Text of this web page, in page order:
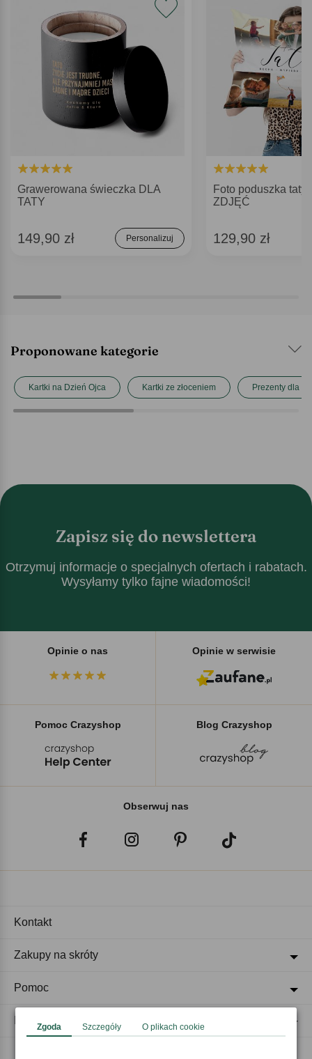
Grawerowana świeczka DLA
TATY
149,90 zł Personalizuj
Foto poduszka taty
ZDJĘĆ
129,90 zł
Proponowane kategorie
Kartki na Dzień Ojca Kartki ze złoceniem Prezenty dla
Zapisz się do newslettera
Otrzymuj informacje o specjalnych ofertach i rabatach.
Wysyłamy tylko fajne wiadomości!
Opinie o nas Opinie w serwisie
Pomoc Crazyshop Blog Crazyshop
Obserwuj nas
Kontakt
Zakupy na skróty
Pomoc
Zgoda Szczegóły O plikach cookie